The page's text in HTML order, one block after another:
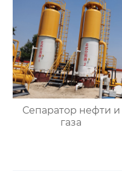
Сепаратор нефти и
газа